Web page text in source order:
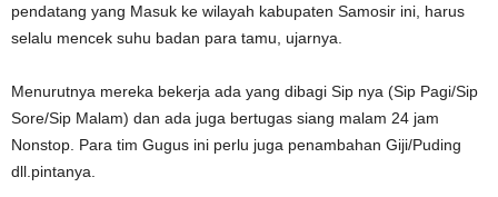
pendatang yang Masuk ke wilayah kabupaten Samosir ini, harus
selalu mencek suhu badan para tamu, ujarnya.
Menurutnya mereka bekerja ada yang dibagi Sip nya (Sip Pagi/Sip
Sore/Sip Malam) dan ada juga bertugas siang malam 24 jam
Nonstop. Para tim Gugus ini perlu juga penambahan Giji/Puding
dll.pintanya.